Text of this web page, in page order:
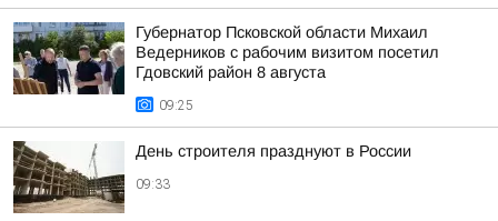
Губернатор Псковской области Михаил
Ведерников с рабочим визитом посетил
Гдовский район 8 августа
09:25
День строителя празднуют в России
09:33